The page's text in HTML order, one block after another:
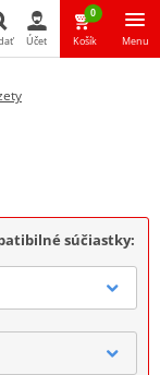
Účet
0
Košík Menu
súčiastky: